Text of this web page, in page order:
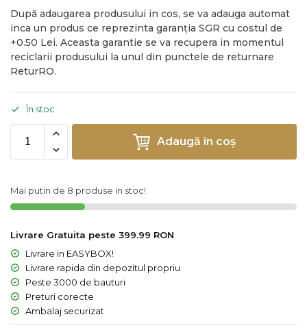
Livrare Gratuita peste 399.99 RON
Livrare in EASYBOX!
Livrare rapida din depozitul propriu
Peste 3000 de bauturi
Preturi corecte
Ambalaj securizat
După adaugarea produsului in cos, se va adauga automat
inca un produs ce reprezinta garanția SGR cu costul de
+0.50 Lei. Aceasta garantie se va recupera in momentul
reciclarii produsului la unul din punctele de returnare
ReturRO.
În stoc
Adaugă în coș
Mai putin de 8 produse in stoc!